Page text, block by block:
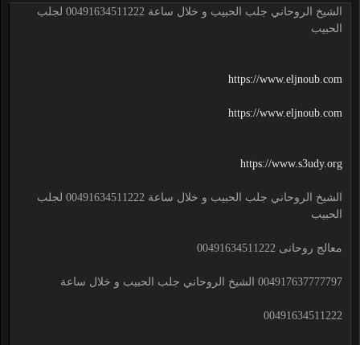
الشيخ الروحاني جلب الحبيب و خلال ساعة 00491634511222 لجلب
الحبيب
https://www.eljnoub.com
https://www.eljnoub.com
https://www.s3udy.org
الشيخ الروحاني جلب الحبيب و خلال ساعة 00491634511222 لجلب
الحبيب
معالج روحانى 00491634511222
004917637777797 الشيخ الروحاني جلب الحبيب و خلال ساعة
00491634511222